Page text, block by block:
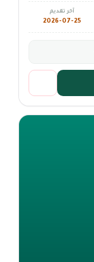
آخر تقديم
2026-07-25